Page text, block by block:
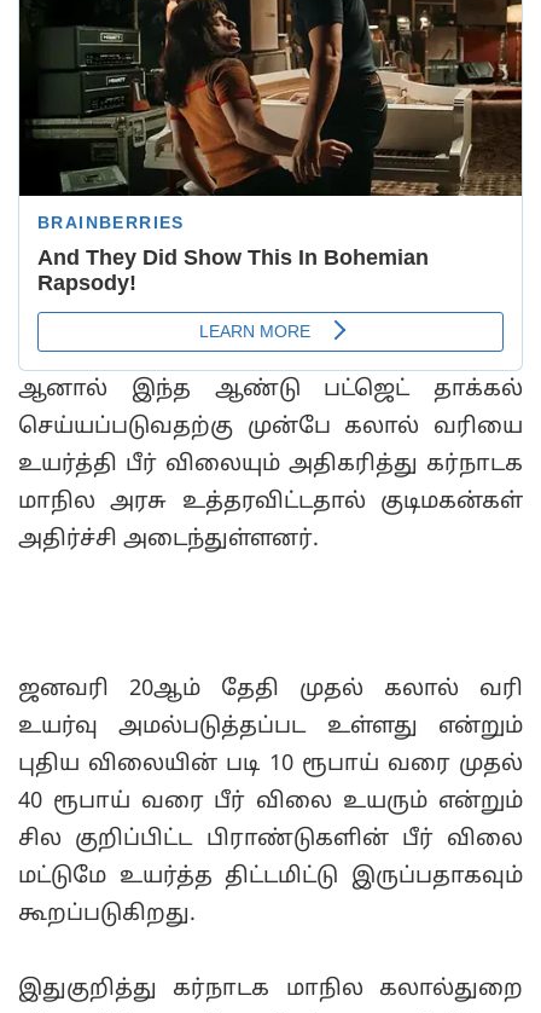
ஆனால் இந்த ஆண்டு பட்ஜெட் தாக்கல்
செய்யப்படுவதற்கு முன்பே கலால் வரியை
உயர்த்தி பீர் விலையும் அதிகரித்து கர்நாடக
மாநில அரசு உத்தரவிட்டதால் குடிமகன்கள்
அதிர்ச்சி அடைந்துள்ளனர்.
ஜனவரி 20ஆம் தேதி முதல் கலால் வரி
உயர்வு அமல்படுத்தப்பட உள்ளது என்றும்
புதிய விலையின் படி 10 ரூபாய் வரை முதல்
40 ரூபாய் வரை பீர் விலை உயரும் என்றும்
சில குறிப்பிட்ட பிராண்டுகளின் பீர் விலை
மட்டுமே உயர்த்த திட்டமிட்டு இருப்பதாகவும்
கூறப்படுகிறது.
இதுகுறித்து கர்நாடக மாநில கலால்துறை